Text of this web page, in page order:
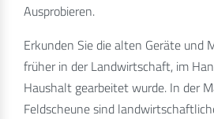
Ausprobieren.
Erkunden Sie die alten Geräte und
früher in der Landwirtschaft, im
Haushalt gearbeitet wurde. In der
Feldscheune sind